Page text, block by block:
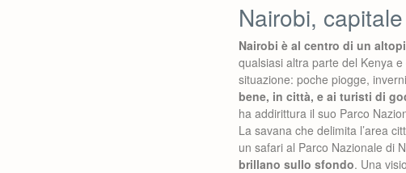
Nairobi,
Nairobi è al centro di un
qualsiasi altra parte del Kenya
situazione: poche piogge,
bene, in città, e ai turisti di
ha addirittura il suo Parco
La savana che delimita l’area
un safari al Parco Nazionale di
brillano sullo sfondo. Una